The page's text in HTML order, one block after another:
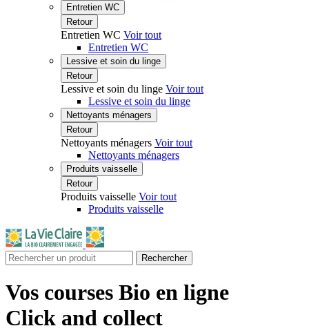
Entretien WC
Retour
Entretien WC Voir tout
Entretien WC
Lessive et soin du linge
Retour
Lessive et soin du linge Voir tout
Lessive et soin du linge
Nettoyants ménagers
Retour
Nettoyants ménagers Voir tout
Nettoyants ménagers
Produits vaisselle
Retour
Produits vaisselle Voir tout
Produits vaisselle
Rechercher
Vos courses Bio en ligne
Click and collect